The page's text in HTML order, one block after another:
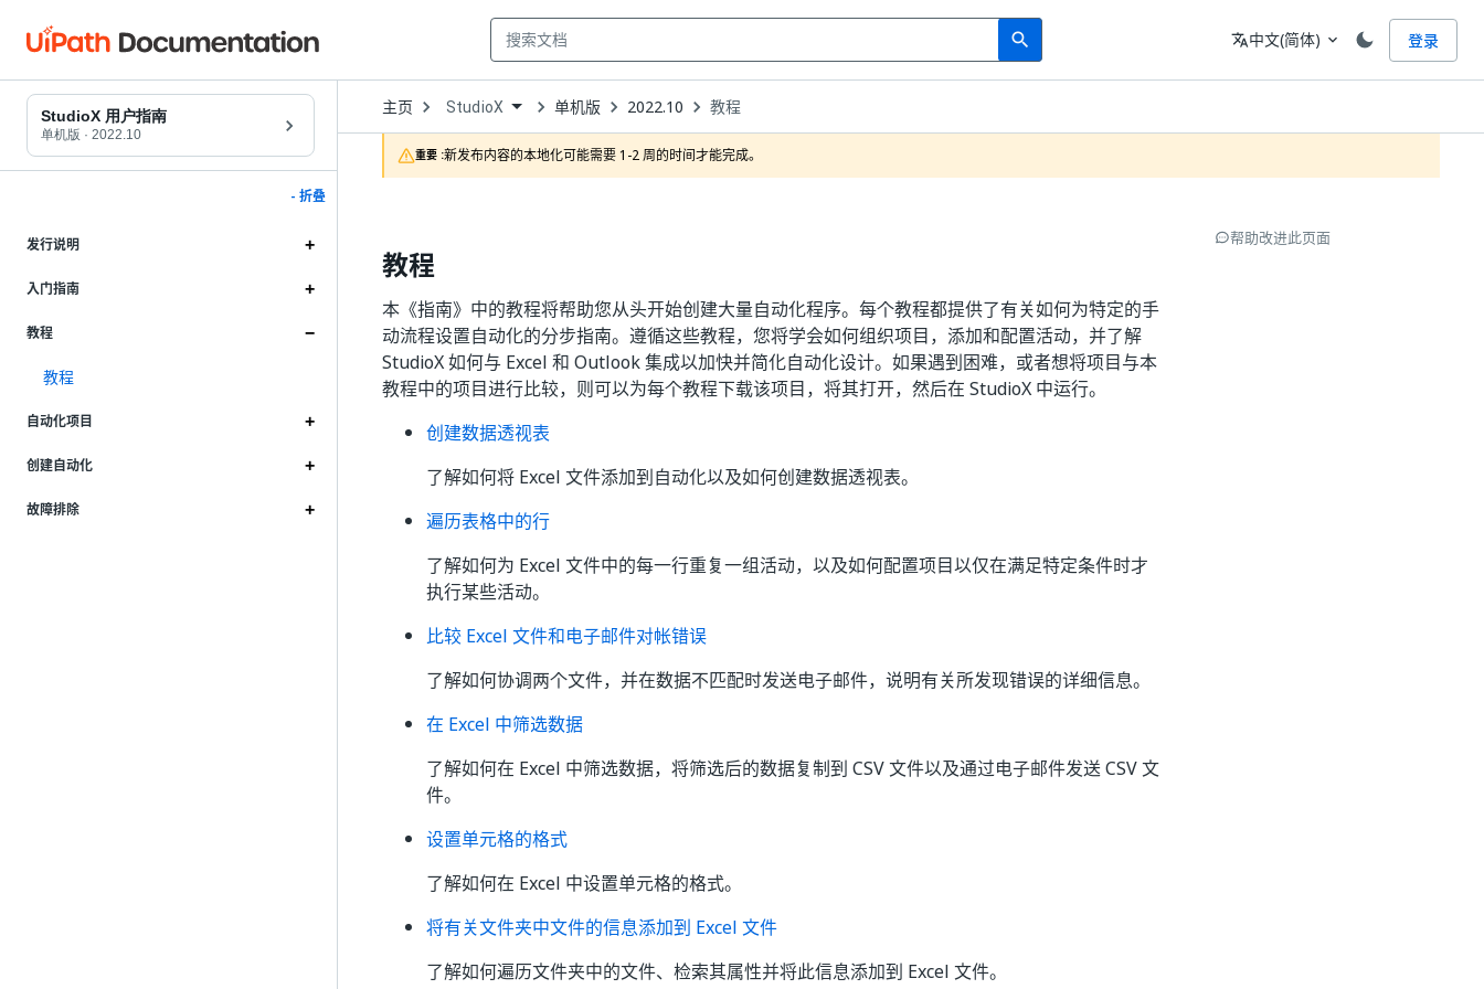
search
Search 语言
translate中文(简体) expand_more 登录
StudioX 用户指南
单机版 · 2022.10
- 折叠
发行说明
入门指南
教程
教程
自动化项目
创建自动化
故障排除
主页 Open
Dropdown
to
choose
product
StudioX 单机版 2022.10 教程
重要 :新发布内容的本地化可能需要 1-2 周的时间才能完成。
教程
本《指南》中的教程将帮助您从头开始创建大量自动化程序。每个教程都提供了有关如何为特定的手
动流程设置自动化的分步指南。遵循这些教程，您将学会如何组织项目，添加和配置活动，并了解
StudioX 如何与 Excel 和 Outlook 集成以加快并简化自动化设计。如果遇到困难，或者想将项目与本
教程中的项目进行比较，则可以为每个教程下载该项目，将其打开，然后在 StudioX 中运行。
创建数据透视表
了解如何将 Excel 文件添加到自动化以及如何创建数据透视表。
遍历表格中的行
了解如何为 Excel 文件中的每一行重复一组活动，以及如何配置项目以仅在满足特定条件时才
执行某些活动。
比较 Excel 文件和电子邮件对帐错误
了解如何协调两个文件，并在数据不匹配时发送电子邮件，说明有关所发现错误的详细信息。
在 Excel 中筛选数据
了解如何在 Excel 中筛选数据，将筛选后的数据复制到 CSV 文件以及通过电子邮件发送 CSV 文
件。
设置单元格的格式
了解如何在 Excel 中设置单元格的格式。
将有关文件夹中文件的信息添加到 Excel 文件
了解如何遍历文件夹中的文件、检索其属性并将此信息添加到 Excel 文件。
帮助改进此页面